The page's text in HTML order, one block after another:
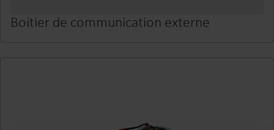
Boitier de communication externe